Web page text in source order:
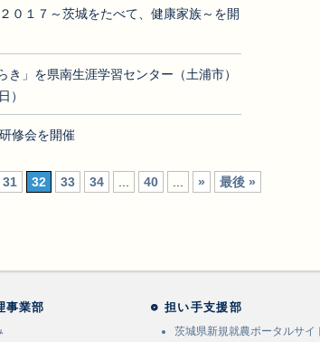
０１７～茨城をたべて、健康家族～を開
き」を県南生涯学習センター（土浦市）
）
修会を開催
31 32 33 34 ... 40 ... » 最後 »
事業部 担い手支援部
茨城県新規就農ポータルサイ